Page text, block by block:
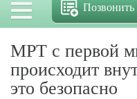
МРТ с первой
происходит
это безопасно